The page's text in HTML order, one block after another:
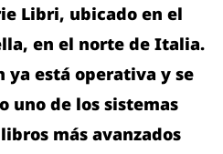
Libri, ubicado en el
en el norte de Italia.
ya está operativa y se
uno de los sistemas
más avanzados